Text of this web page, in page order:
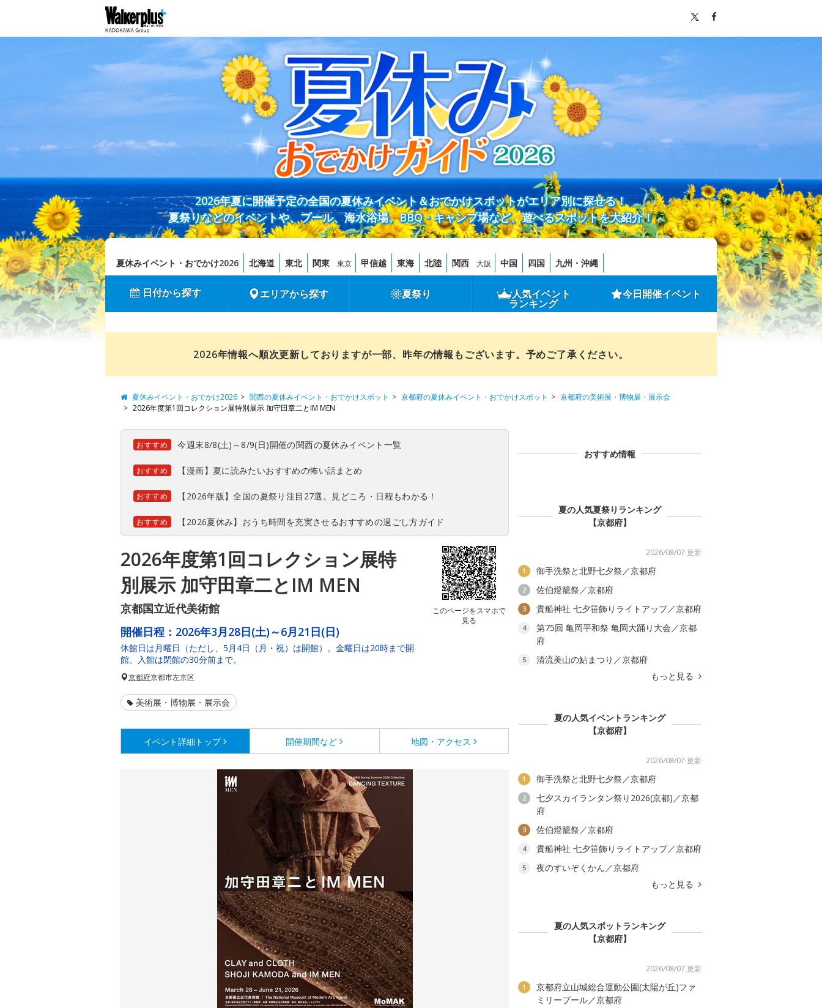
2026年夏に開催予定の全国の夏休みイベント＆おでかけスポットがエリア別に探せる！
夏祭りなどのイベントや、プール、海水浴場、BBQ・キャンプ場など、遊べるスポットを大紹介！
夏休みイベント・おでかけ2026 北海道 東北 関東 東京 甲信越 東海 北陸 関西 大阪 中国 四国 九州・沖縄
日付から探す エリアから探す 夏祭り 人気イベント
ランキング
今日開催イベント
2026年情報へ順次更新しておりますが一部、昨年の情報もございます。予めご了承ください。
夏休みイベント・おでかけ2026 関西の夏休みイベント・おでかけスポット 京都府の夏休みイベント・おでかけスポット
京都府の美術展・博物展・展示会
2026年度第1回コレクション展特別展示 加守田章二とIM MEN
おすすめ 今週末8/8(土)～8/9(日)開催の関西の夏休みイベント一覧
おすすめ 【漫画】夏に読みたいおすすめの怖い話まとめ
おすすめ 【2026年版】全国の夏祭り注目27選。見どころ・日程もわかる！
おすすめ 【2026夏休み】おうち時間を充実させるおすすめの過ごし方ガイド
2026年度第1回コレクション展特
別展示 加守田章二とIM MEN
京都国立近代美術館
このページをスマホで
見る
開催日程： 2026年3月28日(土)～6月21日(日)
休館日は月曜日（ただし、5月4日（月・祝）は開館）。金曜日は20時まで開
館。入館は閉館の30分前まで。
京都府京都市左京区
美術展・博物展・展示会
イベント詳細 トップ 開催期間など 地図・アクセス
おすすめ情報
夏の人気夏祭りランキング
【京都府】
2026/08/07 更新
1 御手洗祭と北野七夕祭／京都府
2 佐伯燈籠祭／京都府
3 貴船神社 七夕笹飾りライトアップ／京都府
4
第75回 亀岡平和祭 亀岡大踊り大会／京都
府
5
清流美山の鮎まつり／京都府
もっと見る
夏の人気イベントランキング
【京都府】
2026/08/07 更新
1 御手洗祭と北野七夕祭／京都府
2
七夕スカイランタン祭り2026(京都)／京都
府
3 佐伯燈籠祭／京都府
4 貴船神社 七夕笹飾りライトアップ／京都府
5
夜のすいぞくかん／京都府
もっと見る
夏の人気スポットランキング
【京都府】
2026/08/07 更新
1
京都府立山城総合運動公園(太陽が丘)ファ
ミリープール／京都府